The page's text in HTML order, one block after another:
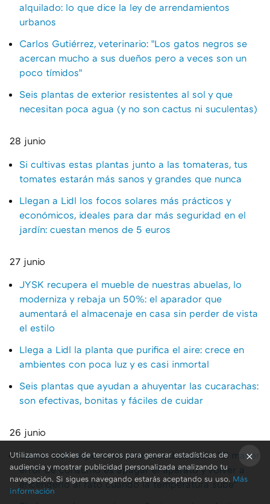
alquilado: lo que dice la ley de arrendamientos
urbanos
Carlos Gutiérrez, veterinario: "Los gatos negros se
acercan mucho a sus dueños pero a veces son un
poco tímidos"
Seis plantas de exterior resistentes al sol y que
necesitan poca agua (y no son cactus ni suculentas)
28 junio
Si cultivas estas plantas junto a las tomateras, tus
tomates estarán más sanos y grandes que nunca
Llegan a Lidl los focos solares más prácticos y
económicos, ideales para dar más seguridad en el
jardín: cuestan menos de 5 euros
27 junio
JYSK recupera el mueble de nuestras abuelas, lo
moderniza y rebaja un 50%: el aparador que
aumentará el almacenaje en casa sin perder de vista
el estilo
Llega a Lidl la planta que purifica el aire: crece en
ambientes con poca luz y es casi inmortal
Seis plantas que ayudan a ahuyentar las cucarachas:
son efectivas, bonitas y fáciles de cuidar
26 junio
Carlos Llull, experto en aire acondicionado: "El mayor
error de consumo es apagar el aparato y volver a
encenderlo al rato cuando la temperatura sube"
Utilizamos cookies de terceros para generar estadísticas de
audiencia y mostrar publicidad personalizada analizando tu
navegación. Si sigues navegando estarás aceptando su uso. Más
información